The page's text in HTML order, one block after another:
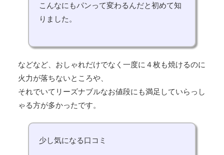
こんなにもパンって変わるんだと初めて知
りました。
などなど、おしゃれだけでなく一度に４枚も焼けるのに
火力が落ちないところや、
それでいてリーズナブルなお値段にも満足していらっし
ゃる方が多かったです。
少し気になる口コミ